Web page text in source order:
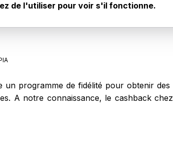
de l'utiliser pour voir s'il fonctionne.
par le site internet. Aussi, il est possible
programme de fidélité pour obtenir des
A notre connaissance, le cashback